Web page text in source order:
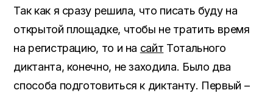
Так как я сразу решила, что писать буду на
открытой площадке, чтобы не тратить время
на регистрацию, то и на сайт Тотального
диктанта, конечно, не заходила. Было два
способа подготовиться к диктанту. Первый –